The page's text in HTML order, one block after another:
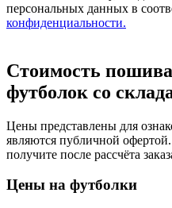
персональных данных в
конфиденциальности.
Стоимость
футболок со
Цены представлены для
являются публичной
получите после рассчёта
Цены на футболки